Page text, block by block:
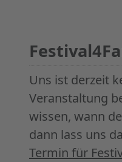
Uns ist derzeit
Veranstaltung
wissen, wann
dann lass uns
Termin für